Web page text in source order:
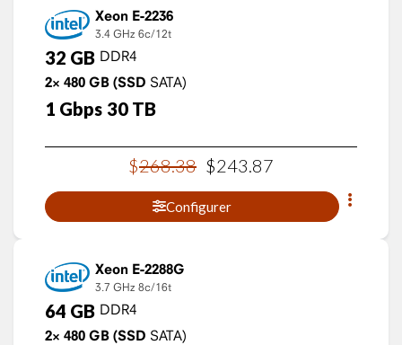
Xeon E-2236
3.4 GHz 6c/12t
32 GB DDR4
2× 480 GB (SSD SATA)
1 Gbps 30 TB
$268.38 $243 87
Configurer
Xeon E-2288G
3.7 GHz 8c/16t
64 GB DDR4
2× 480 GB (SSD SATA)